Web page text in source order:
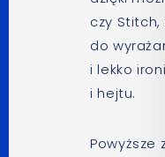
czy Stitch,
do
i lekko
i hejtu.
Powyższe